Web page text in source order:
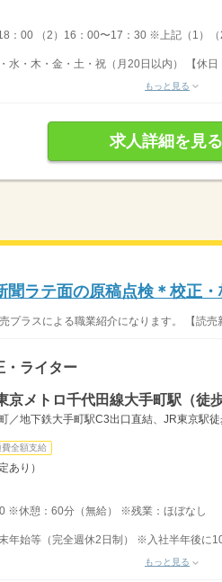
：00 （2）16：00〜17：30 ※上記（1）
水・木・金・土・祝（月20日以内） 【休
もっと見る
求人詳細を見る
聞ラテ面の原稿点検＊校正
プラスによる職業紹介になります。 【読
・ライター
京メトロ千代田線大手町駅（徒歩
／地下鉄大手町駅C3出口直結、JR東京駅
費全額支給
あり）
※休憩：60分（無給） ※残業：ほぼなし
年始等（完全週休2日制） ※入社半年後に
もっと見る